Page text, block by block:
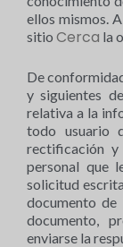
ellos mismos.
sitio Cerca la
De
y siguientes
relativa a la
todo usuario
rectificación
personal que
solicitud
documento
documento,
enviarse la